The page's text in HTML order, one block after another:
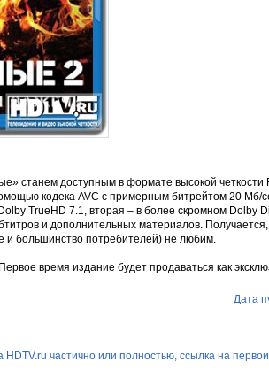
станем доступным в формате высокой четкости
кодека AVC с примерным битрейтом 20 Мб/
TrueHD 7.1, вторая – в более скромном Dolby
и дополнительных материалов.
большинство потребителей) не любим.
время издание будет продаваться как
Дата
частично или полностью, ссылка на